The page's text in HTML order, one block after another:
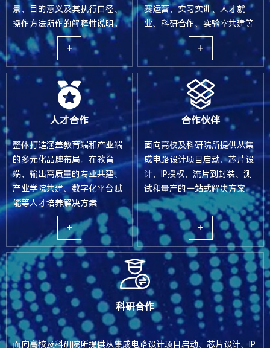
景、目的意义及其执行口径、
操作方法所作的解释性说明。
+
赛运营、实习实训、人才就
业、科研合作、实验室共建等
产教融合深度合作，为客户创
造价值！
+
人才合作
整体打造涵盖教育端和产业端
的多元化品牌布局。在教育
端，输出高质量的专业共建、
产业学院共建、数字化平台赋
能等人才培养解决方案
+
合作伙伴
面向高校及科研院所提供从集
成电路设计项目启动、芯片设
计、IP授权、流片到封装、测
试和量产的一站式解决方案。
+
科研合作
面向高校及科研院所提供从集成电路设计项目启动、芯片设计、IP